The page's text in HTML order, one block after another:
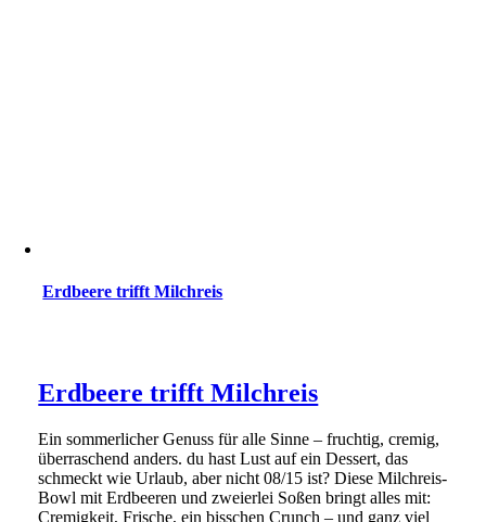
Erdbeere trifft Milchreis
Erdbeere trifft Milchreis
Ein sommerlicher Genuss für alle Sinne – fruchtig, cremig,
überraschend anders. du hast Lust auf ein Dessert, das
schmeckt wie Urlaub, aber nicht 08/15 ist? Diese Milchreis-
Bowl mit Erdbeeren und zweierlei Soßen bringt alles mit:
Cremigkeit, Frische, ein bisschen Crunch – und ganz viel